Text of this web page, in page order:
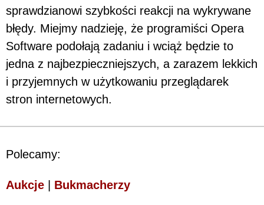
sprawdzianowi szybkości reakcji na wykrywane
błędy. Miejmy nadzieję, że programiści Opera
Software podołają zadaniu i wciąż będzie to
jedna z najbezpieczniejszych, a zarazem lekkich
i przyjemnych w użytkowaniu przeglądarek
stron internetowych.
Polecamy:
Aukcje Bukmacherzy